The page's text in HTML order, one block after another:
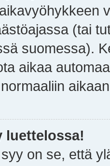
(tai
suomessa).
aikaa
luettelossa!
on se, että